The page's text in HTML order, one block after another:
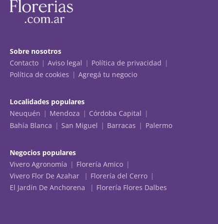
Sobre nosotros
Contacto
Aviso legal
Política de privacidad
Política de cookies
Agregá tu negocio
Localidades populares
Neuquén
Mendoza
Córdoba Capital
Bahía Blanca
San Miguel Barracas Palermo
Negocios populares
Vivero Agronomía
Florería Amico
Vivero Flor De Azahar
Florería del Cerro
El Jardín De Anchorena
Florería Flores Dalbes